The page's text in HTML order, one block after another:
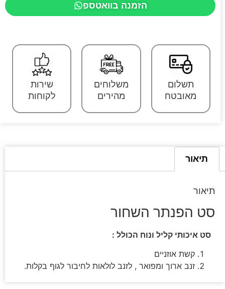
הזמנה בוואטספ
תשלום
מאובטח
משלוחים
מהירים
שירות
לקוחות
תיאור
תיאור
סט הפנתר השחור
סט איכותי קליל ונוח הכולל :
קשת אוזניים
זנב ארוך ומפואר , לזנב לולאות לחיבור לגוף בקלות.